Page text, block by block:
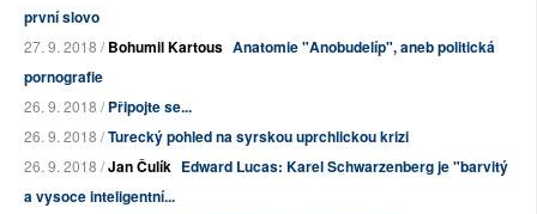
první slovo
27. 9. 2018 /Bohumil Kartous Anatomie "Anobudelíp", aneb politická
pornografie
26. 9. 2018 /Připojte se...
26. 9. 2018 /Turecký pohled na syrskou uprchlickou krizi
26. 9. 2018 /Jan Čulík Edward Lucas: Karel Schwarzenberg je "barvitý
a vysoce inteligentní...